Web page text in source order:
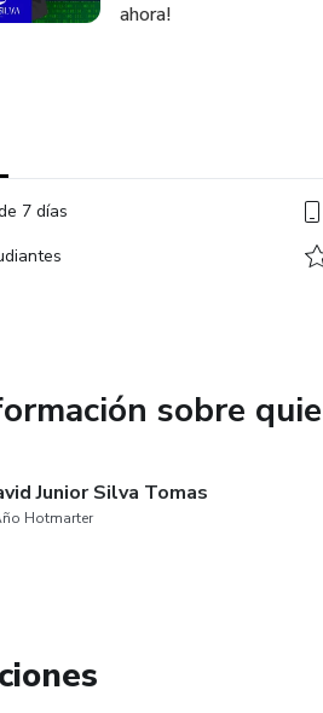
ahora!
7 días
sobre
Junior Silva Tomas
Hotmarter